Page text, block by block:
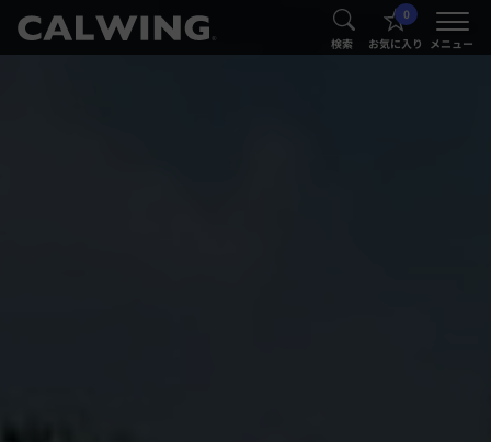
® 検索
0
お気に入り メニュー
®